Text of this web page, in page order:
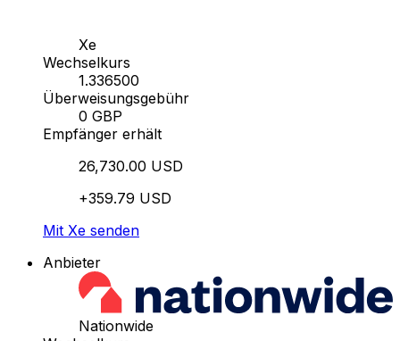
Xe
Wechselkurs
1.336500
Überweisungsgebühr
0 GBP
Empfänger erhält
26,730.00 USD
+359.79 USD
Mit Xe senden
Anbieter
Nationwide